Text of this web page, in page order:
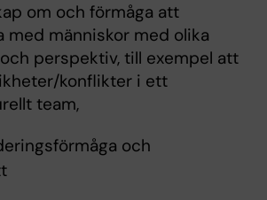
om och förmåga att
med människor med olika
perspektiv, till exempel att
konflikter i ett
team,
och